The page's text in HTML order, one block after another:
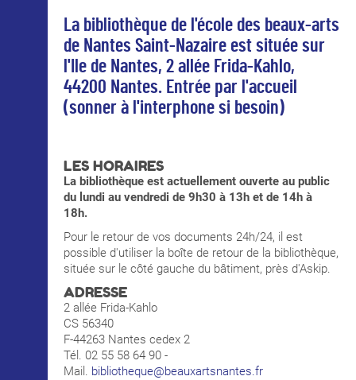
La bibliothèque de l'école des beaux-arts
de Nantes Saint-Nazaire est située sur
l'Ile de Nantes, 2 allée Frida-Kahlo,
44200 Nantes. Entrée par l'accueil
(sonner à l'interphone si besoin)
LES HORAIRES
La bibliothèque est actuellement ouverte au public
du lundi au vendredi de 9h30 à 13h et de 14h à
18h.
Pour le retour de vos documents 24h/24, il est
possible d'utiliser la boîte de retour de la bibliothèque,
située sur le côté gauche du bâtiment, près d'Askip.
ADRESSE
2 allée Frida-Kahlo
CS 56340
F-44263 Nantes cedex 2
Tél. 02 55 58 64 90 -
Mail. bibliotheque@beauxartsnantes.fr